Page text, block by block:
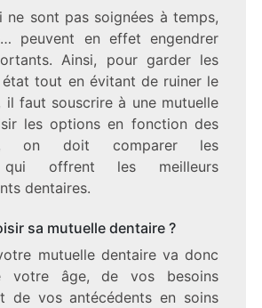
ne sont pas soignées à temps,
peuvent en effet engendrer
Ainsi, pour garder les
tout en évitant de ruiner le
il faut souscrire à une mutuelle
les options en fonction des
on doit comparer les
qui offrent les meilleurs
dentaires.
sa mutuelle dentaire ?
mutuelle dentaire va donc
votre âge, de vos besoins
de vos antécédents en soins